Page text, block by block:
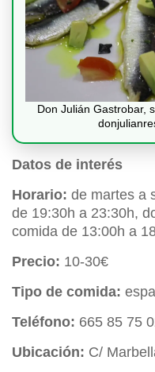
Don Julián Gastrobar,
Datos de interés
Horario: de martes a
de 19:30h a 23:30h,
comida de 13:00h a
Precio: 10-30€
Tipo de comida:
Teléfono: 665 85 75
Ubicación: C/